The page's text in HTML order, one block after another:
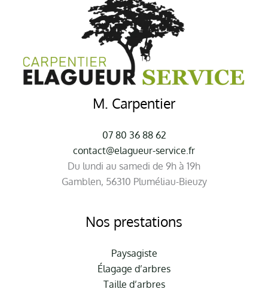
M. Carpentier
07 80 36 88 62
contact@elagueur-service.fr
Du lundi au samedi de 9h à 19h
Gamblen, 56310 Pluméliau-Bieuzy
Nos prestations
Paysagiste
Élagage d’arbres
Taille d’arbres